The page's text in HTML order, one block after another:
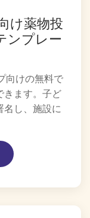
け薬物投
ンプレー
向けの無料で
きます。子ど
名し、施設に